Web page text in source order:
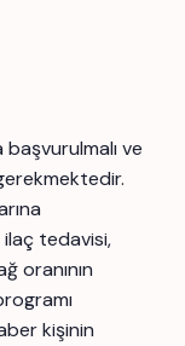
başvurulmalı ve
tedavisi,
oranının
kişinin